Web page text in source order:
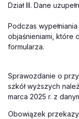
Dział III. Dane
Podczas
objaśnieniami, które
formularza.
Sprawozdanie o
szkół wyższych
marca 2025 r. z
Obowiązek